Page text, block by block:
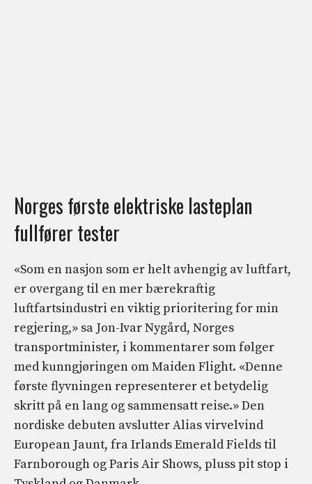
Norges første elektriske lasteplan
fullfører tester
«Som en nasjon som er helt avhengig av luftfart,
er overgang til en mer bærekraftig
luftfartsindustri en viktig prioritering for min
regjering,» sa Jon-Ivar Nygård, Norges
transportminister, i kommentarer som følger
med kunngjøringen om Maiden Flight. «Denne
første flyvningen representerer et betydelig
skritt på en lang og sammensatt reise.» Den
nordiske debuten avslutter Alias ​​virvelvind
European Jaunt, fra Irlands Emerald Fields til
Farnborough og Paris Air Shows, pluss pit stop i